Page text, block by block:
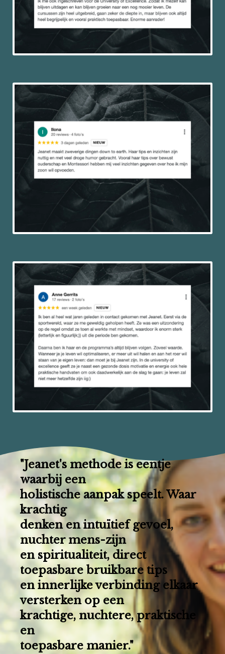
"Jeanet's methode is eentje
waarbij een
holistische aanpak speelt. Waar
krachtig
denken en intuïtief gevoel,
nuchter mens-zijn
en spiritualiteit, direct
toepasbare bruikbare tips
en innerlijke verbinding elkaar
versterken op een
krachtige, nuchtere, praktische
en
toepasbare manier."